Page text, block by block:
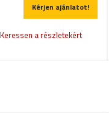
Kérjen ajánlatot!
Keressen a részletekért